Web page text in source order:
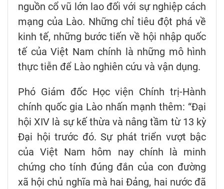
nguồn cổ vũ lớn lao đối với sự nghiệp cách
mạng của Lào. Những chỉ tiêu đột phá về
kinh tế, những bước tiến về hội nhập quốc
tế của Việt Nam chính là những mô hình
thực tiễn để Lào nghiên cứu và vận dụng.
Phó Giám đốc Học viện Chính trị-Hành
chính quốc gia Lào nhấn mạnh thêm: “Đại
hội XIV là sự kế thừa và nâng tầm từ 13 kỳ
Đại hội trước đó. Sự phát triển vượt bậc
của Việt Nam hôm nay chính là minh
chứng cho tính đúng đắn của con đường
xã hội chủ nghĩa mà hai Đảng, hai nước đã